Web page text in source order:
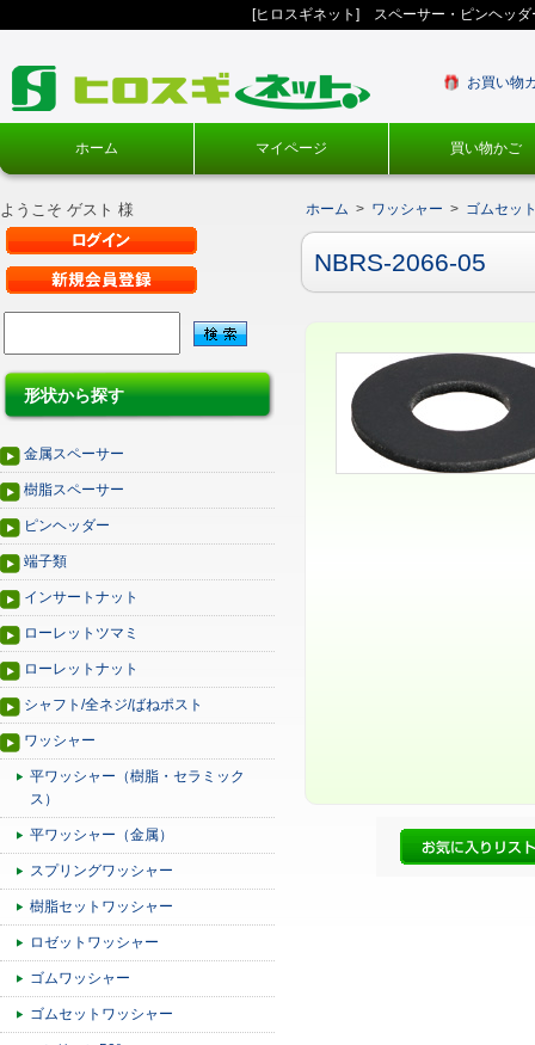
[ヒロスギネット] スペーサー・ピンヘッ
お買い物
ホーム マイページ 買い物かご
ようこそ ゲスト 様
形状から探す
金属スペーサー
樹脂スペーサー
ピンヘッダー
端子類
インサートナット
ローレットツマミ
ローレットナット
シャフト/全ネジ/ばねポスト
ワッシャー
平ワッシャー（樹脂・セラミック
ス）
平ワッシャー（金属）
スプリングワッシャー
樹脂セットワッシャー
ロゼットワッシャー
ゴムワッシャー
ゴムセットワッシャー
ホーム > ワッシャー > ゴムセッ
NBRS-2066-05